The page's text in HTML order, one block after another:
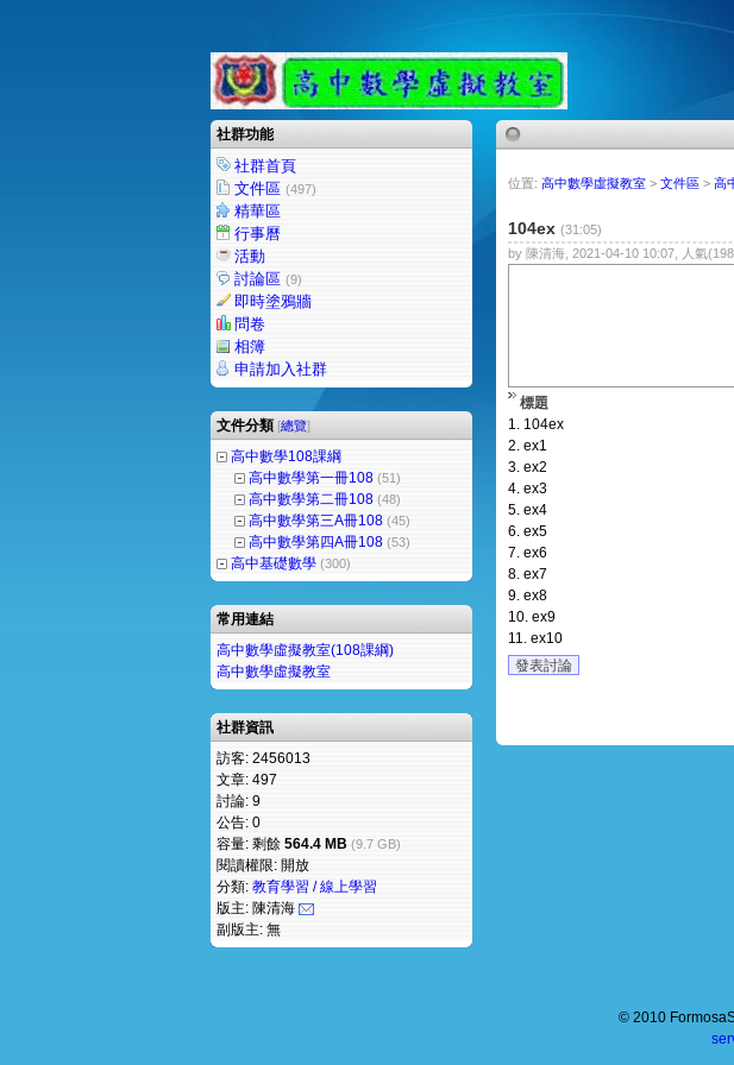
社群功能
社群首頁
文件區 (497)
精華區
行事曆
活動
討論區 (9)
即時塗鴉牆
問卷
相簿
申請加入社群
文件分類 [總覽]
高中數學108課綱
高中數學第一冊108 (51)
高中數學第二冊108 (48)
高中數學第三A冊108 (45)
高中數學第四A冊108 (53)
高中基礎數學 (300)
常用連結
高中數學虛擬教室(108課綱)
高中數學虛擬教室
社群資訊
訪客: 2456013
文章: 497
討論: 9
公告: 0
容量: 剩餘 564.4 MB (9.7 GB)
閱讀權限: 開放
分類: 教育學習 / 線上學習
版主: 陳清海
副版主: 無
位置: 高中數學虛擬教室 > 文件區 > 高
104ex (31:05)
by 陳清海, 2021-04-10 10:07, 人氣
標題
1. 104ex
2. ex1
3. ex2
4. ex3
5. ex4
6. ex5
7. ex6
8. ex7
9. ex8
10. ex9
11. ex10
發表討論
© 2010